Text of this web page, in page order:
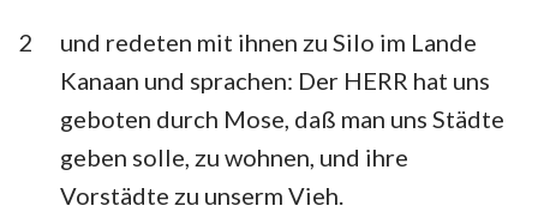
Klagelieder Hesekiel
Daniel Hosea
Joel Amos
Obadja Jona
2
und redeten mit ihnen zu Silo im Lande
Kanaan und sprachen: Der HERR hat uns
geboten durch Mose, daß man uns Städte
geben solle, zu wohnen, und ihre
Vorstädte zu unserm Vieh.